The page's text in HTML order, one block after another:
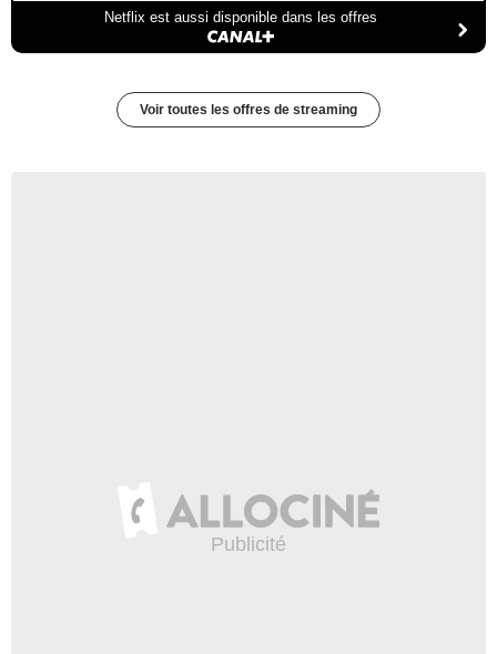
Netflix est aussi disponible dans les offres
Voir toutes les offres de streaming